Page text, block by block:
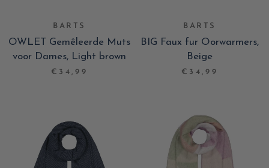
BARTS
OWLET Gemêleerde Muts
voor Dames, Light brown
€34,99
BARTS
BIG Faux fur Oorwarmers,
Beige
€34,99